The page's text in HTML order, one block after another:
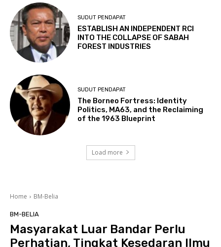
SUDUT PENDAPAT
ESTABLISH AN INDEPENDENT RCI
INTO THE COLLAPSE OF SABAH
FOREST INDUSTRIES
SUDUT PENDAPAT
The Borneo Fortress: Identity
Politics, MA63, and the Reclaiming
of the 1963 Blueprint
Load more